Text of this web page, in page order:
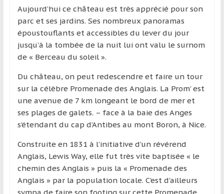
Aujourd’hui ce château est très apprécié pour son
parc et ses jardins. Ses nombreux panoramas
époustouflants et accessibles du lever du jour
jusqu’à la tombée de la nuit lui ont valu le surnom
de « Berceau du soleil ».
Du château, on peut redescendre et faire un tour
sur la célèbre Promenade des Anglais. La Prom’ est
une avenue de 7 km longeant le bord de mer et
ses plages de galets. – face à la baie des Anges
s’étendant du cap d’Antibes au mont Boron, à Nice.
Construite en 1831 à l’initiative d’un révérend
Anglais, Lewis Way, elle fut très vite baptisée « le
chemin des Anglais » puis la « Promenade des
Anglais » par la population locale. C’est d’ailleurs